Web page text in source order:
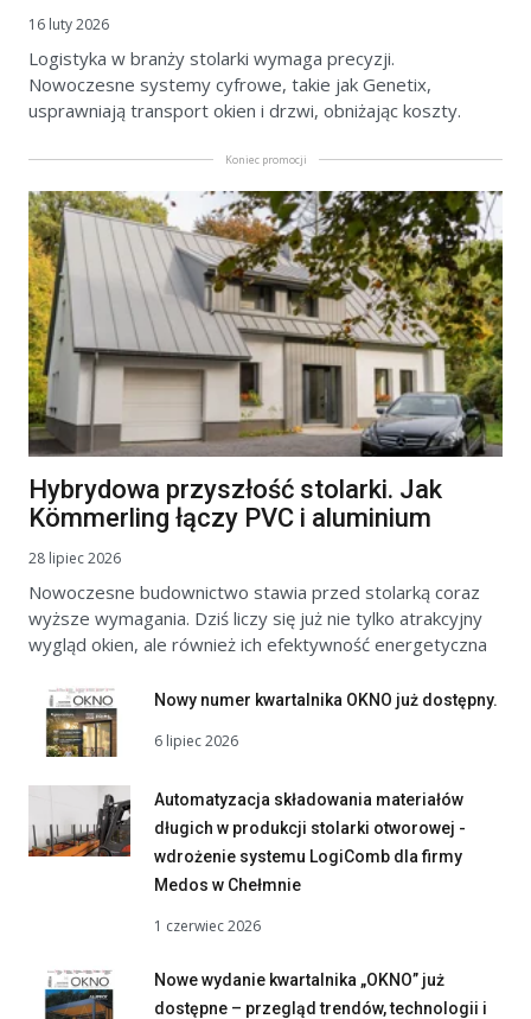
16 luty 2026
Logistyka w branży stolarki wymaga precyzji.
Nowoczesne systemy cyfrowe, takie jak Genetix,
usprawniają transport okien i drzwi, obniżając koszty.
Koniec promocji
Hybrydowa przyszłość stolarki. Jak
Kömmerling łączy PVC i aluminium
28 lipiec 2026
Nowoczesne budownictwo stawia przed stolarką coraz
wyższe wymagania. Dziś liczy się już nie tylko atrakcyjny
wygląd okien, ale również ich efektywność energetyczna
Nowy numer kwartalnika OKNO już dostępny.
6 lipiec 2026
Automatyzacja składowania materiałów
długich w produkcji stolarki otworowej -
wdrożenie systemu LogiComb dla firmy
Medos w Chełmnie
1 czerwiec 2026
Nowe wydanie kwartalnika „OKNO” już
dostępne – przegląd trendów, technologii i